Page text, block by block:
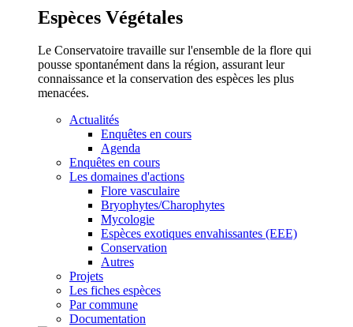
Espèces Végétales
Le Conservatoire travaille sur l'ensemble de la flore qui
pousse spontanément dans la région, assurant leur
connaissance et la conservation des espèces les plus
menacées.
Actualités
Enquêtes en cours
Agenda
Enquêtes en cours
Les domaines d'actions
Flore vasculaire
Bryophytes/Charophytes
Mycologie
Espèces exotiques envahissantes (EEE)
Conservation
Autres
Projets
Les fiches espèces
Par commune
Documentation